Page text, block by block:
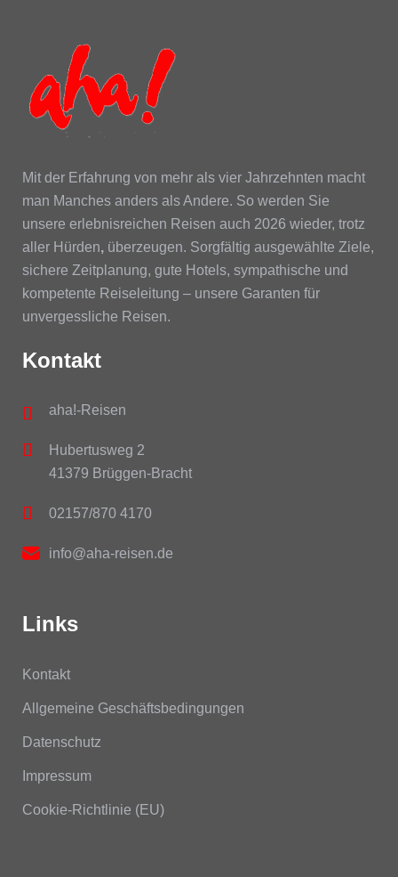
Mit der Erfahrung von mehr als vier Jahrzehnten macht
man Manches anders als Andere. So werden Sie
unsere erlebnisreichen Reisen auch 2026 wieder, trotz
aller Hürden, überzeugen. Sorgfältig ausgewählte Ziele,
sichere Zeitplanung, gute Hotels, sympathische und
kompetente Reiseleitung – unsere Garanten für
unvergessliche Reisen.
Kontakt
aha!-Reisen
Hubertusweg 2
41379 Brüggen-Bracht
02157/870 4170
info@aha-reisen.de
Links
Kontakt
Allgemeine Geschäftsbedingungen
Datenschutz
Impressum
Cookie-Richtlinie (EU)